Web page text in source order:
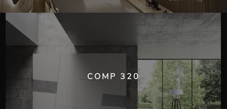
COMP 320